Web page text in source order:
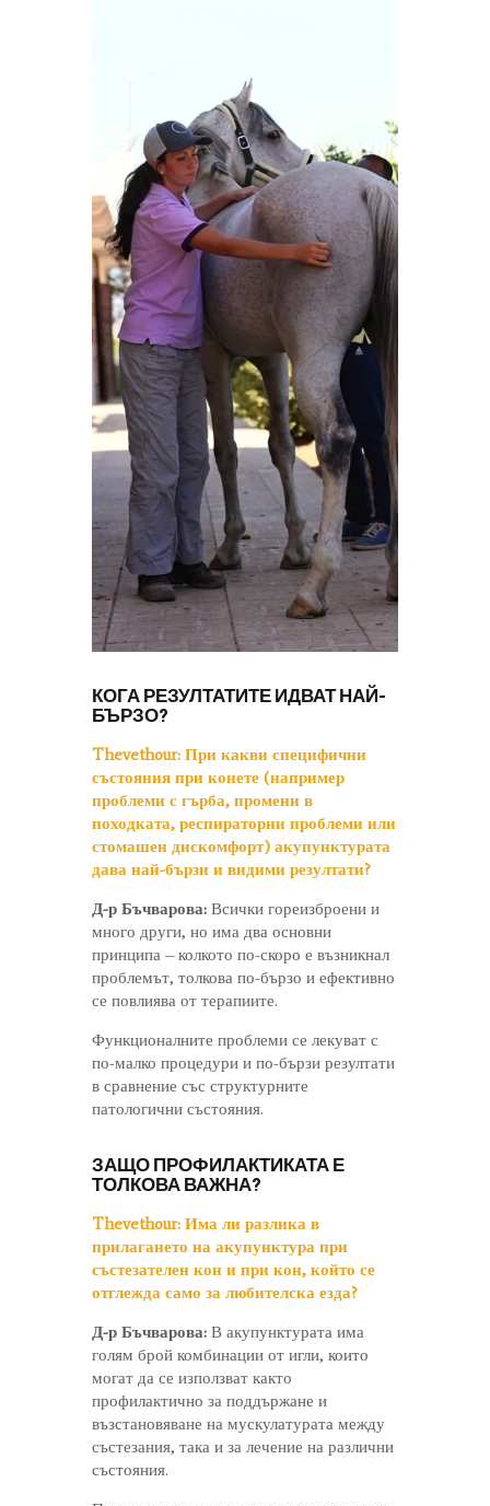
КОГА РЕЗУЛТАТИТЕ ИДВАТ НАЙ-
БЪРЗО?
Thevethour: При какви специфични
състояния при конете (например
проблеми с гърба, промени в
походката, респираторни проблеми или
стомашен дискомфорт) акупунктурата
дава най-бързи и видими резултати?
Д-р Бъчварова: Всички гореизброени и
много други, но има два основни
принципа – колкото по-скоро е възникнал
проблемът, толкова по-бързо и ефективно
се повлиява от терапиите.
Функционалните проблеми се лекуват с
по-малко процедури и по-бързи резултати
в сравнение със структурните
патологични състояния.
ЗАЩО ПРОФИЛАКТИКАТА Е
ТОЛКОВА ВАЖНА?
Thevethour: Има ли разлика в
прилагането на акупунктура при
състезателен кон и при кон, който се
отглежда само за любителска езда?
Д-р Бъчварова: В акупунктурата има
голям брой комбинации от игли, които
могат да се използват както
профилактично за поддържане и
възстановяване на мускулатурата между
състезания, така и за лечение на различни
състояния.